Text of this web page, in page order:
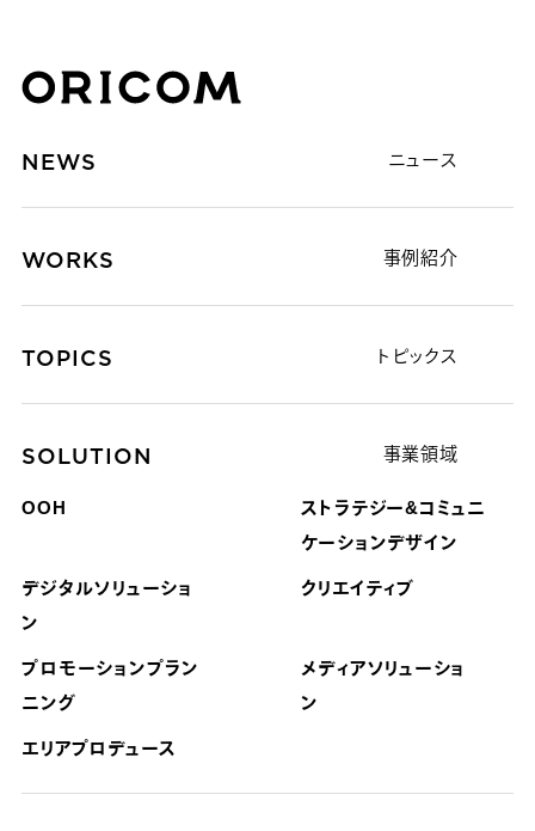
株式会社オリコム ORICOM CO.,LTD.
NEWS ニュース
WORKS 事例紹介
TOPICS トピックス
SOLUTION 事業領域
OOH
ストラテジー&コミュニ
ケーションデザイン
デジタルソリューショ
ン
クリエイティブ
プロモーションプラン
ニング
メディアソリューショ
ン
エリアプロデュース